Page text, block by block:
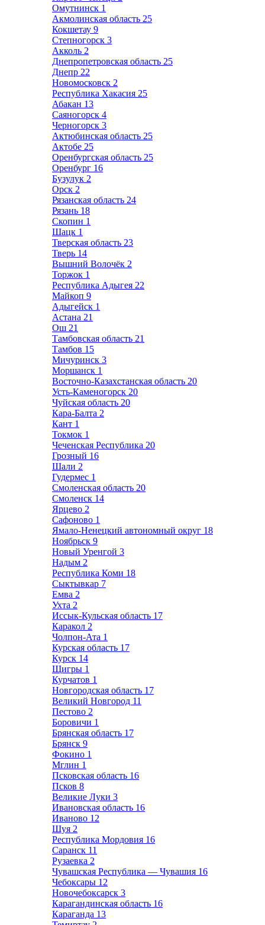
Омутнинск 1
Акмолинская область 25
Кокшетау 9
Степногорск 3
Акколь 2
Днепропетровская область 25
Днепр 22
Новомосковск 2
Республика Хакасия 25
Абакан 13
Саяногорск 4
Черногорск 3
Актюбинская область 25
Актобе 25
Оренбургская область 25
Оренбург 16
Бузулук 2
Орск 2
Рязанская область 24
Рязань 18
Скопин 1
Шацк 1
Тверская область 23
Тверь 14
Вышний Волочёк 2
Торжок 1
Республика Адыгея 22
Майкоп 9
Адыгейск 1
Астана 21
Ош 21
Тамбовская область 21
Тамбов 15
Мичуринск 3
Моршанск 1
Восточно-Казахстанская область 20
Усть-Каменогорск 20
Чуйская область 20
Кара-Балта 2
Кант 1
Токмок 1
Чеченская Республика 20
Грозный 16
Шали 2
Гудермес 1
Смоленская область 20
Смоленск 14
Ярцево 2
Сафоново 1
Ямало-Ненецкий автономный округ 18
Ноябрьск 9
Новый Уренгой 3
Надым 2
Республика Коми 18
Сыктывкар 7
Емва 2
Ухта 2
Иссык-Кульская область 17
Каракол 2
Чолпон-Ата 1
Курская область 17
Курск 14
Щигры 1
Курчатов 1
Новгородская область 17
Великий Новгород 11
Пестово 2
Боровичи 1
Брянская область 17
Брянск 9
Фокино 1
Мглин 1
Псковская область 16
Псков 8
Великие Луки 3
Ивановская область 16
Иваново 12
Шуя 2
Республика Мордовия 16
Саранск 11
Рузаевка 2
Чувашская Республика — Чувашия 16
Чебоксары 12
Новочебоксарск 3
Карагандинская область 16
Караганда 13